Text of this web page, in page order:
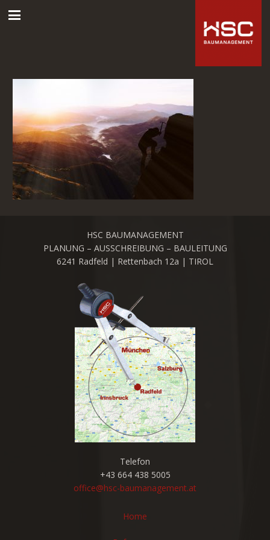
HSC BAUMANAGEMENT
PLANUNG – AUSSCHREIBUNG – BAULEITUNG
6241 Radfeld | Rettenbach 12a | TIROL
Telefon
+43 664 438 5005
office@hsc-baumanagement.at
Home